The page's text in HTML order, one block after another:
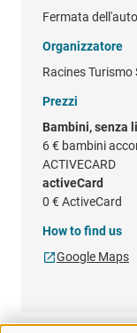
Fermata
Organizzatore
Racines
Prezzi
Bambini, senza
6 € bambini
ACTIVECARD
activeCard
0 € ActiveCard
How to find us
Google Maps